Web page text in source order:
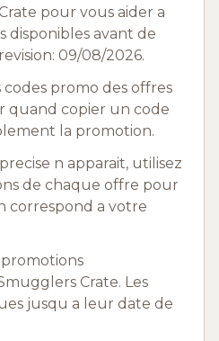
pour vous aider a
disponibles avant de
09/08/2026.
promo des offres
quand copier un code
la promotion.
n apparait, utilisez
de chaque offre pour
correspond a votre
promotions
Crate. Les
jusqu a leur date de